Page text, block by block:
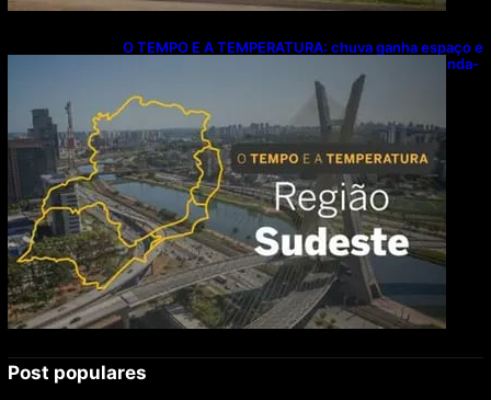
O TEMPO E A TEMPERATURA: chuva ganha espaço e
temperaturas diminuem no Sudeste nesta segunda-
Post populares